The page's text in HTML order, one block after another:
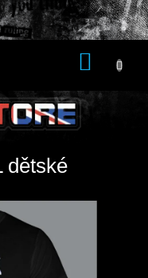
dětské